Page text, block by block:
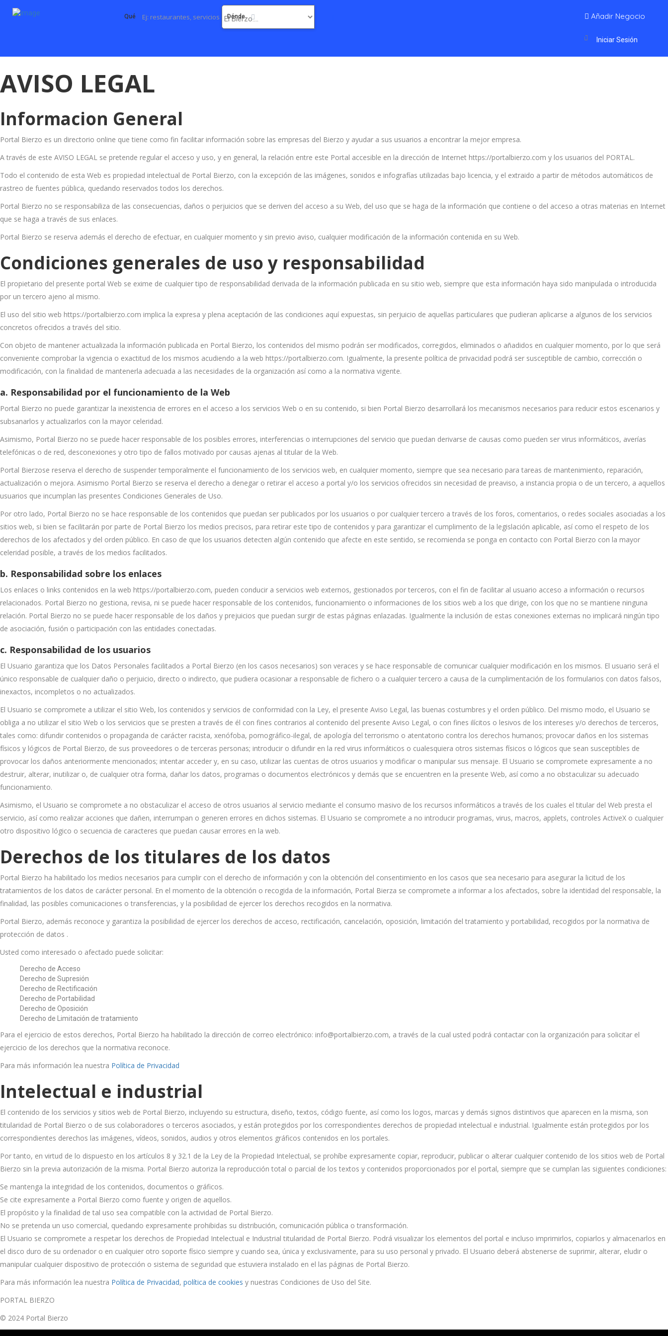
Qué Dónde Añadir Negocio
Iniciar Sesión
AVISO LEGAL
Informacion General
Portal Bierzo es un directorio online que tiene como fin facilitar información sobre las empresas del Bierzo y ayudar a sus usuarios a encontrar la mejor empresa.
A través de este AVISO LEGAL se pretende regular el acceso y uso, y en general, la relación entre este Portal accesible en la dirección de Internet https://portalbierzo.com y los usuarios del PORTAL.
Todo el contenido de esta Web es propiedad intelectual de Portal Bierzo, con la excepción de las imágenes, sonidos e infografías utilizadas bajo licencia, y el extraido a partir de métodos automáticos de
rastreo de fuentes pública, quedando reservados todos los derechos.
Portal Bierzo no se responsabiliza de las consecuencias, daños o perjuicios que se deriven del acceso a su Web, del uso que se haga de la información que contiene o del acceso a otras materias en Internet
que se haga a través de sus enlaces.
Portal Bierzo se reserva además el derecho de efectuar, en cualquier momento y sin previo aviso, cualquier modificación de la información contenida en su Web.
Condiciones generales de uso y responsabilidad
El propietario del presente portal Web se exime de cualquier tipo de responsabilidad derivada de la información publicada en su sitio web, siempre que esta información haya sido manipulada o introducida
por un tercero ajeno al mismo.
El uso del sitio web https://portalbierzo.com implica la expresa y plena aceptación de las condiciones aquí expuestas, sin perjuicio de aquellas particulares que pudieran aplicarse a algunos de los servicios
concretos ofrecidos a través del sitio.
Con objeto de mantener actualizada la información publicada en Portal Bierzo, los contenidos del mismo podrán ser modificados, corregidos, eliminados o añadidos en cualquier momento, por lo que será
conveniente comprobar la vigencia o exactitud de los mismos acudiendo a la web https://portalbierzo.com. Igualmente, la presente política de privacidad podrá ser susceptible de cambio, corrección o
modificación, con la finalidad de mantenerla adecuada a las necesidades de la organización así como a la normativa vigente.
a. Responsabilidad por el funcionamiento de la Web
Portal Bierzo no puede garantizar la inexistencia de errores en el acceso a los servicios Web o en su contenido, si bien Portal Bierzo desarrollará los mecanismos necesarios para reducir estos escenarios y
subsanarlos y actualizarlos con la mayor celeridad.
Asimismo, Portal Bierzo no se puede hacer responsable de los posibles errores, interferencias o interrupciones del servicio que puedan derivarse de causas como pueden ser virus informáticos, averías
telefónicas o de red, desconexiones y otro tipo de fallos motivado por causas ajenas al titular de la Web.
Portal Bierzose reserva el derecho de suspender temporalmente el funcionamiento de los servicios web, en cualquier momento, siempre que sea necesario para tareas de mantenimiento, reparación,
actualización o mejora. Asimismo Portal Bierzo se reserva el derecho a denegar o retirar el acceso a portal y/o los servicios ofrecidos sin necesidad de preaviso, a instancia propia o de un tercero, a aquellos
usuarios que incumplan las presentes Condiciones Generales de Uso.
Por otro lado, Portal Bierzo no se hace responsable de los contenidos que puedan ser publicados por los usuarios o por cualquier tercero a través de los foros, comentarios, o redes sociales asociadas a los
sitios web, si bien se facilitarán por parte de Portal Bierzo los medios precisos, para retirar este tipo de contenidos y para garantizar el cumplimento de la legislación aplicable, así como el respeto de los
derechos de los afectados y del orden público. En caso de que los usuarios detecten algún contenido que afecte en este sentido, se recomienda se ponga en contacto con Portal Bierzo con la mayor
celeridad posible, a través de los medios facilitados.
b. Responsabilidad sobre los enlaces
Los enlaces o links contenidos en la web https://portalbierzo.com, pueden conducir a servicios web externos, gestionados por terceros, con el fin de facilitar al usuario acceso a información o recursos
relacionados. Portal Bierzo no gestiona, revisa, ni se puede hacer responsable de los contenidos, funcionamiento o informaciones de los sitios web a los que dirige, con los que no se mantiene ninguna
relación. Portal Bierzo no se puede hacer responsable de los daños y prejuicios que puedan surgir de estas páginas enlazadas. Igualmente la inclusión de estas conexiones externas no implicará ningún tipo
de asociación, fusión o participación con las entidades conectadas.
c. Responsabilidad de los usuarios
El Usuario garantiza que los Datos Personales facilitados a Portal Bierzo (en los casos necesarios) son veraces y se hace responsable de comunicar cualquier modificación en los mismos. El usuario será el
único responsable de cualquier daño o perjuicio, directo o indirecto, que pudiera ocasionar a responsable de fichero o a cualquier tercero a causa de la cumplimentación de los formularios con datos falsos,
inexactos, incompletos o no actualizados.
El Usuario se compromete a utilizar el sitio Web, los contenidos y servicios de conformidad con la Ley, el presente Aviso Legal, las buenas costumbres y el orden público. Del mismo modo, el Usuario se
obliga a no utilizar el sitio Web o los servicios que se presten a través de él con fines contrarios al contenido del presente Aviso Legal, o con fines ilícitos o lesivos de los intereses y/o derechos de terceros,
tales como: difundir contenidos o propaganda de carácter racista, xenófoba, pornográfico-ilegal, de apología del terrorismo o atentatorio contra los derechos humanos; provocar daños en los sistemas
físicos y lógicos de Portal Bierzo, de sus proveedores o de terceras personas; introducir o difundir en la red virus informáticos o cualesquiera otros sistemas físicos o lógicos que sean susceptibles de
provocar los daños anteriormente mencionados; intentar acceder y, en su caso, utilizar las cuentas de otros usuarios y modificar o manipular sus mensaje. El Usuario se compromete expresamente a no
destruir, alterar, inutilizar o, de cualquier otra forma, dañar los datos, programas o documentos electrónicos y demás que se encuentren en la presente Web, así como a no obstaculizar su adecuado
funcionamiento.
Asimismo, el Usuario se compromete a no obstaculizar el acceso de otros usuarios al servicio mediante el consumo masivo de los recursos informáticos a través de los cuales el titular del Web presta el
servicio, así como realizar acciones que dañen, interrumpan o generen errores en dichos sistemas. El Usuario se compromete a no introducir programas, virus, macros, applets, controles ActiveX o cualquier
otro dispositivo lógico o secuencia de caracteres que puedan causar errores en la web.
Derechos de los titulares de los datos
Portal Bierzo ha habilitado los medios necesarios para cumplir con el derecho de información y con la obtención del consentimiento en los casos que sea necesario para asegurar la licitud de los
tratamientos de los datos de carácter personal. En el momento de la obtención o recogida de la información, Portal Bierza se compromete a informar a los afectados, sobre la identidad del responsable, la
finalidad, las posibles comunicaciones o transferencias, y la posibilidad de ejercer los derechos recogidos en la normativa.
Portal Bierzo, además reconoce y garantiza la posibilidad de ejercer los derechos de acceso, rectificación, cancelación, oposición, limitación del tratamiento y portabilidad, recogidos por la normativa de
protección de datos .
Usted como interesado o afectado puede solicitar:
Derecho de Acceso
Derecho de Supresión
Derecho de Rectificación
Derecho de Portabilidad
Derecho de Oposición
Derecho de Limitación de tratamiento
Para el ejercicio de estos derechos, Portal Bierzo ha habilitado la dirección de correo electrónico: info@portalbierzo.com, a través de la cual usted podrá contactar con la organización para solicitar el
ejercicio de los derechos que la normativa reconoce.
Para más información lea nuestra Política de Privacidad
Intelectual e industrial
El contenido de los servicios y sitios web de Portal Bierzo, incluyendo su estructura, diseño, textos, código fuente, así como los logos, marcas y demás signos distintivos que aparecen en la misma, son
titularidad de Portal Bierzo o de sus colaboradores o terceros asociados, y están protegidos por los correspondientes derechos de propiedad intelectual e industrial. Igualmente están protegidos por los
correspondientes derechos las imágenes, vídeos, sonidos, audios y otros elementos gráficos contenidos en los portales.
Por tanto, en virtud de lo dispuesto en los artículos 8 y 32.1 de la Ley de la Propiedad Intelectual, se prohíbe expresamente copiar, reproducir, publicar o alterar cualquier contenido de los sitios web de Portal
Bierzo sin la previa autorización de la misma. Portal Bierzo autoriza la reproducción total o parcial de los textos y contenidos proporcionados por el portal, siempre que se cumplan las siguientes condiciones:
Se mantenga la integridad de los contenidos, documentos o gráficos.
Se cite expresamente a Portal Bierzo como fuente y origen de aquellos.
El propósito y la finalidad de tal uso sea compatible con la actividad de Portal Bierzo.
No se pretenda un uso comercial, quedando expresamente prohibidas su distribución, comunicación pública o transformación.
El Usuario se compromete a respetar los derechos de Propiedad Intelectual e Industrial titularidad de Portal Bierzo. Podrá visualizar los elementos del portal e incluso imprimirlos, copiarlos y almacenarlos en
el disco duro de su ordenador o en cualquier otro soporte físico siempre y cuando sea, única y exclusivamente, para su uso personal y privado. El Usuario deberá abstenerse de suprimir, alterar, eludir o
manipular cualquier dispositivo de protección o sistema de seguridad que estuviera instalado en el las páginas de Portal Bierzo.
Para más información lea nuestra Política de Privacidad, política de cookies y nuestras Condiciones de Uso del Site.
PORTAL BIERZO
© 2024 Portal Bierzo